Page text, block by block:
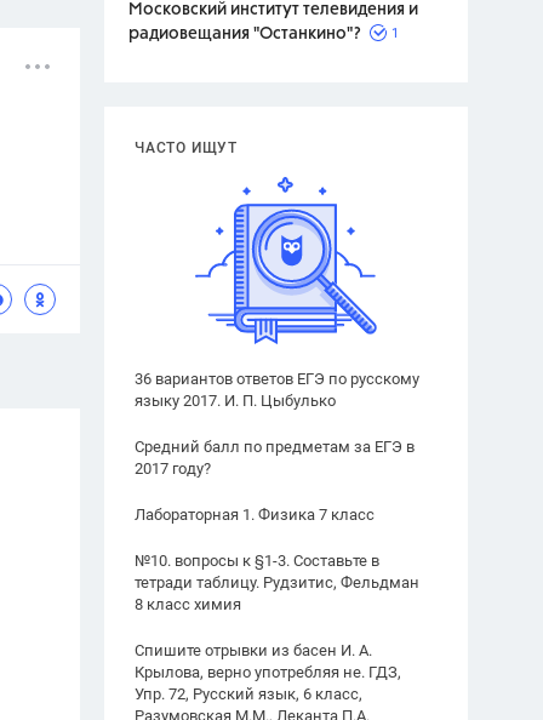
Московский институт телевидения и
радиовещания "Останкино"?
1
ЧАСТО ИЩУТ
36 вариантов ответов ЕГЭ по русскому
языку 2017. И. П. Цыбулько
Средний балл по предметам за ЕГЭ в
2017 году?
Лабораторная 1. Физика 7 класс
№10. вопросы к §1-3. Составьте в
тетради таблицу. Рудзитис, Фельдман
8 класс химия
Спишите отрывки из басен И. А.
Крылова, верно употребляя не. ГДЗ,
Упр. 72, Русский язык, 6 класс,
Разумовская М.М., Леканта П.А.